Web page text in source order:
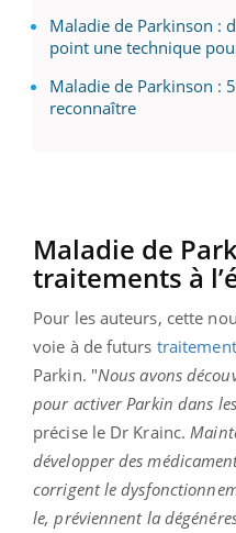
Maladie de Parkinson :
point une technique
Maladie de Parkinson :
reconnaître
Maladie de
traitements à
Pour les auteurs, cette
voie à de futurs
Parkin. "Nous avons
pour activer Parkin dans
précise le Dr Krainc.
développer des
corrigent le
le, préviennent la